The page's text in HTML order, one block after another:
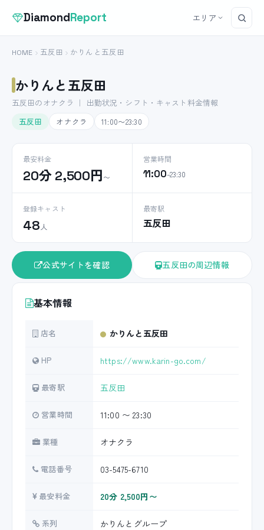
DiamondReport エリア
HOME 五反田 かりんと五反田
かりんと五反田
五反田のオナクラ ｜ 出勤状況・シフト・キャスト料金情報
五反田
オナクラ 11:00〜23:30
最安料金
20分 2,500円〜
営業時間
11:00–23:30
登録キャスト
48 人
最寄駅
五反田
公式サイトを確認 五反田の周辺情報
基本情報
店名 かりんと五反田
HP https://www.karin-go.com/
最寄駅 五反田
営業時間 11:00 〜 23:30
業種 オナクラ
電話番号 03-5475-6710
最安料金 20分 2,500円〜
系列 かりんとグループ